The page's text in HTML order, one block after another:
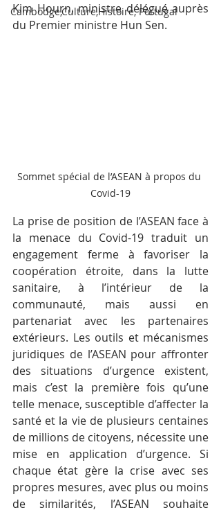
Cambodge,Culture,Histoire, Portugal
Kim Hourn, ministre délégué auprès
du Premier ministre Hun Sen.
Sommet spécial de l’ASEAN à propos du
Covid-19
La prise de position de l’ASEAN face à
la menace du Covid-19 traduit un
engagement ferme à favoriser la
coopération étroite, dans la lutte
sanitaire, à l’intérieur de la
communauté, mais aussi en
partenariat avec les partenaires
extérieurs. Les outils et mécanismes
juridiques de l’ASEAN pour affronter
des situations d’urgence existent,
mais c’est la première fois qu’une
telle menace, susceptible d’affecter la
santé et la vie de plusieurs centaines
de millions de citoyens, nécessite une
mise en application d’urgence. Si
chaque état gère la crise avec ses
propres mesures, avec plus ou moins
de similarités, l’ASEAN souhaite